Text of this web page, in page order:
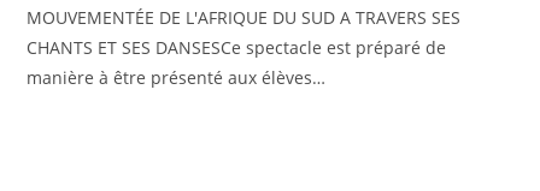
MOUVEMENTÉE DE L'AFRIQUE DU SUD A TRAVERS SES
CHANTS ET SES DANSESCe spectacle est préparé de
manière à être présenté aux élèves…